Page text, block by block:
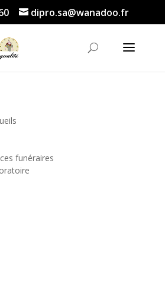
dipro.sa@wanadoo.fr
funéraires